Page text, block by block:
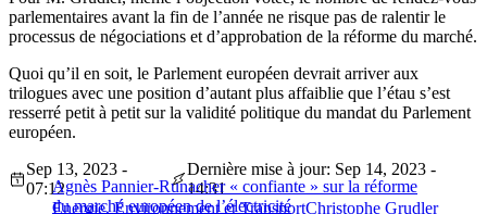
parlementaires avant la fin de l’année ne risque pas de ralentir le
processus de négociations et d’approbation de la réforme du marché.
Quoi qu’il en soit, le Parlement européen devrait arriver aux
trilogues avec une position d’autant plus affaiblie que l’étau s’est
resserré petit à petit sur la validité politique du mandat du Parlement
européen.
Agnès Pannier-Runacher « confiante » sur la réforme
du marché européen de l’électricité
Sep 13, 2023 -
07:12
Dernière mise à jour: Sep 14, 2023 -
14:31
Energie, Environnement et TransportChristophe Grudler